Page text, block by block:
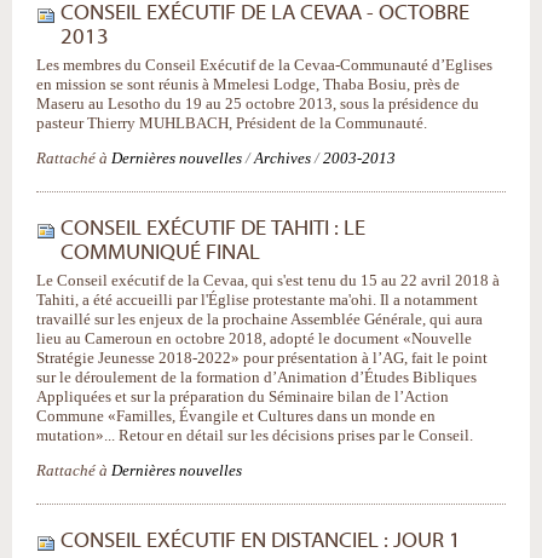
CONSEIL EXÉCUTIF DE LA CEVAA - OCTOBRE
2013
Les membres du Conseil Exécutif de la Cevaa-Communauté d’Eglises
en mission se sont réunis à Mmelesi Lodge, Thaba Bosiu, près de
Maseru au Lesotho du 19 au 25 octobre 2013, sous la présidence du
pasteur Thierry MUHLBACH, Président de la Communauté.
Rattaché à Dernières nouvelles /Archives /2003-2013
CONSEIL EXÉCUTIF DE TAHITI : LE
COMMUNIQUÉ FINAL
Le Conseil exécutif de la Cevaa, qui s'est tenu du 15 au 22 avril 2018 à
Tahiti, a été accueilli par l'Église protestante ma'ohi. Il a notamment
travaillé sur les enjeux de la prochaine Assemblée Générale, qui aura
lieu au Cameroun en octobre 2018, adopté le document «Nouvelle
Stratégie Jeunesse 2018-2022» pour présentation à l’AG, fait le point
sur le déroulement de la formation d’Animation d’Études Bibliques
Appliquées et sur la préparation du Séminaire bilan de l’Action
Commune «Familles, Évangile et Cultures dans un monde en
mutation»... Retour en détail sur les décisions prises par le Conseil.
Rattaché à Dernières nouvelles
CONSEIL EXÉCUTIF EN DISTANCIEL : JOUR 1